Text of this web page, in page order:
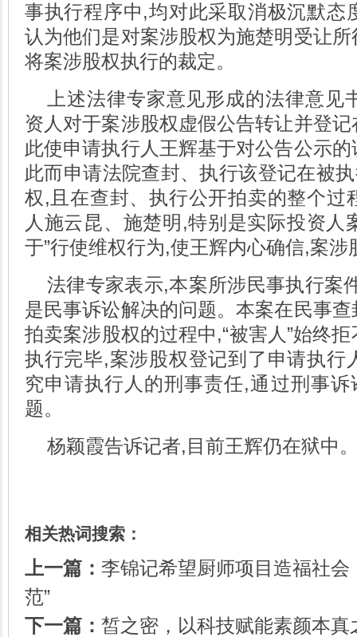
事执行程序中,均对此采取消极沉默态
认为他们是对案涉股权为施楚明受让
将案涉股权执行的裁定。
上述法律专家意见形成的法律意
资人对于案涉股权虚假公告转让并登
此使申请执行人王辉基于对公告公示
此而申请法院查封、执行该登记在被
权,且在查封、执行公开拍卖的整个过
人施云昆、施楚明,特别是实际投资人
于”行使维权行为,使王辉内心确信,案
法律专家表示,本案所涉民事执行案
是民事诉讼解决的问题。本案在民事
拍卖案涉股权的过程中,“被害人”始终
执行完毕,案涉股权登记到了申请执行
究申请执行人的刑事责任,通过刑事
题。
杨颖霞告诉记者,目前王辉仍在狱中
相关热词搜索：
上一篇： 李锦记希望厨师项目造福社会
范”
下一篇： 皙之密，以科技赋能素颜本真